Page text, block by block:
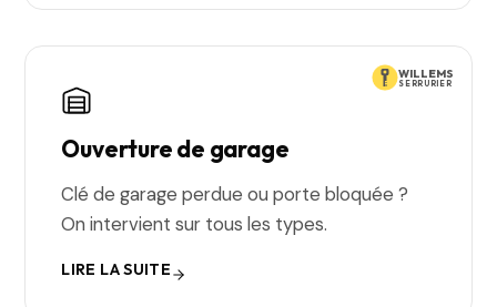
WILLEMS
SERRURIER
Ouverture de garage
Clé de garage perdue ou porte bloquée ?
On intervient sur tous les types.
LIRE LA SUITE